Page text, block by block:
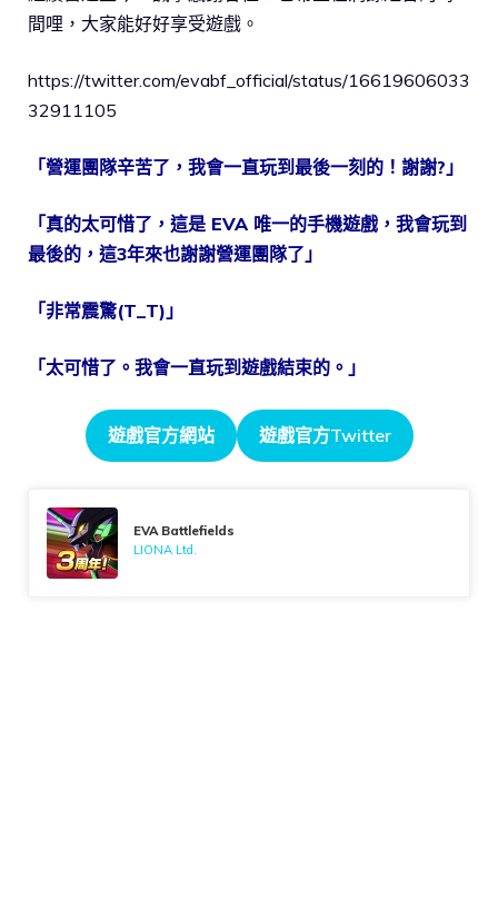
間哩，大家能好好享受遊戲。
https://twitter.com/evabf_official/status/16619606033
32911105
「營運團隊辛苦了，我會一直玩到最後一刻的！謝謝?」
「真的太可惜了，這是 EVA 唯一的手機遊戲，我會玩到
最後的，這3年來也謝謝營運團隊了」
「非常震驚(T_T)」
「太可惜了。我會一直玩到遊戲結束的。」
遊戲官方網站 遊戲官方Twitter
EVA Battlefields
LIONA Ltd.